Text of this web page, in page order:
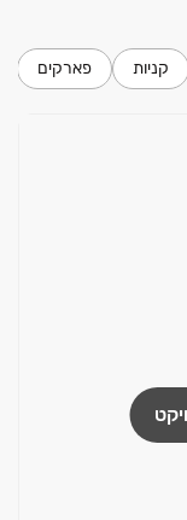
קניות פארקים